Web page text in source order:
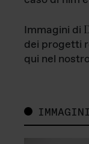
Immagini di
dei progetti
qui nel
IMMAGINI